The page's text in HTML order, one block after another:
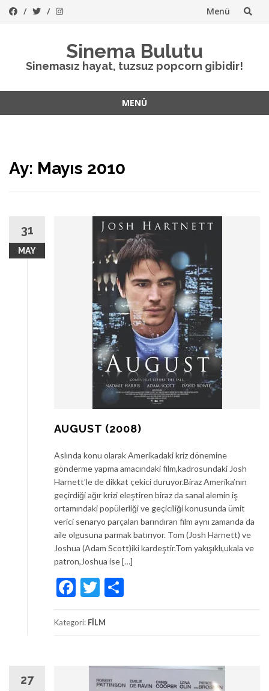
Menü
Sinema Bulutu
Sinemasız hayat, tuzsuz popcorn gibidir!
MENÜ
Ay: Mayıs 2010
31
MAY
AUGUST (2008)
Aslında konu olarak Amerikadaki kriz dönemine
gönderme yapma amacındaki film,kadrosundaki Josh
Harnett’le de dikkat çekici duruyor.Biraz Amerika’nın
geçirdiği ağır krizi eleştiren biraz da sanal alemin iş
ortamındaki popülerliği ve geçiciliği konusunda ümit
verici senaryo parçaları barındıran film aynı zamanda da
aile olgusuna parmak batırıyor. Tom (Josh Harnett) ve
Joshua (Adam Scott)iki kardeştir.Tom yakışıklı,ukala ve
patron,Joshua ise […]
Facebook
Twitter
Kategori: FİLM
27